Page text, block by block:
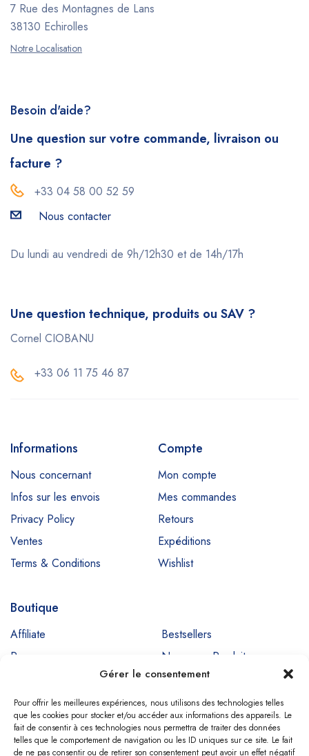
Gérer le consentement
Pour offrir les meilleures expériences, nous utilisons des technologies telles
que les cookies pour stocker et/ou accéder aux informations des appareils. Le
fait de consentir à ces technologies nous permettra de traiter des données
telles que le comportement de navigation ou les ID uniques sur ce site. Le fait
de ne pas consentir ou de retirer son consentement peut avoir un effet négatif
7 Rue des Montagnes de Lans
38130 Echirolles
Notre Localisation
Besoin d'aide?
Une question sur votre commande, livraison ou
facture ?
+33 04 58 00 52 59
Nous contacter
Du lundi au vendredi de 9h/12h30 et de 14h/17h
Une question technique, produits ou SAV ?
Cornel CIOBANU
+33 06 11 75 46 87
Informations
Nous concernant
Infos sur les envois
Privacy Policy
Ventes
Terms & Conditions
Compte
Mon compte
Mes commandes
Retours
Expéditions
Wishlist
Boutique
Affiliate
Bestsellers
Promos
Nouveaux Produits
Copyright © SIGNADENT. All Rights Reserved